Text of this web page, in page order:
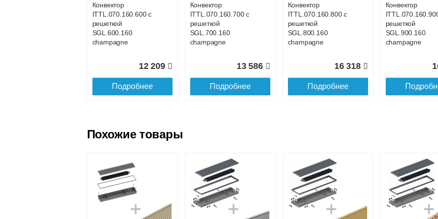
Доставка в регионы России.
Конвектор
ITTL.070.160.600 с
решеткой
SGL.600.160
champagne
12 209
Подробнее
Конвектор
ITTL.070.160.700 с
решеткой
SGL.700.160
champagne
13 586
Подробнее
Конвектор
ITTL.070.160.800 с
решеткой
SGL.800.160
champagne
16 318
Подробнее
Конвектор
решеткой
SGL.900.160
champagne
Конвектор
ITTL.070.160.1100
Конвектор
ITTL.070.160.1200
Конвектор
ITTL.070.160.1300
Конвектор
Похожие товары